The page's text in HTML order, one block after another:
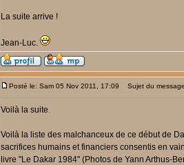
La suite arrive !
Jean-Luc.
Posté le: Sam 05 Nov 2011, 17:09 Sujet du
Voilà la suite.
Voilà la liste des malchanceux de ce début de
sacrifices humains et financiers consentis en
livre "Le Dakar 1984" (Photos de Yann Arthus-